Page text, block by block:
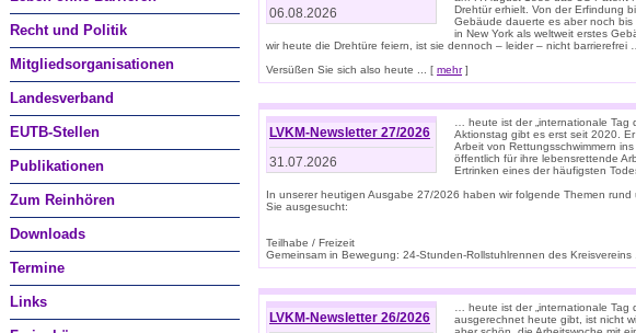
Recht und Politik
Mitgliedsorganisationen
Landesverband
EUTB-Stellen
Publikationen
Zum Reinhören
Downloads
Termine
Links
06.08.2026
Drehtür erhielt. Von der Erfindung
Gebäude dauerte es aber noch bis
in New York als weltweit erstes
wir heute die Drehtüre feiern, ist sie dennoch – leider – nicht barrierefrei …
Versüßen Sie sich also heute ... [ mehr]
LVKM-Newsletter 27/2026
31.07.2026
… heute ist der „internationale Tag
Aktionstag gibt es erst seit 2020.
Arbeit von Rettungsschwimmern
öffentlich für ihre lebensrettende
Ertrinken eines der häufigsten
In unserer heutigen Ausgabe 27/2026 haben wir folgende Themen
Sie ausgesucht:
Teilhabe / Freizeit
Gemeinsam in Bewegung: 24-Stunden-Rollstuhlrennen des Kreisvereins
LVKM-Newsletter 26/2026
… heute ist der „internationale Tag
ausgerechnet heute gibt, ist nicht